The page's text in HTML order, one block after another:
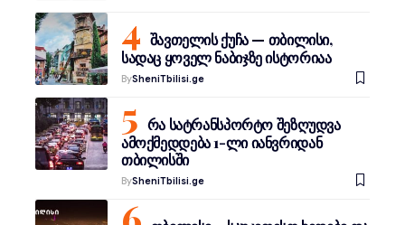
შავთელის ქუჩა — თბილისი,
სადაც ყოველ ნაბიჯზე ისტორიაა
BySheniTbilisi.ge
რა სატრანსპორტო შეზღუდვა
ამოქმედდება 1-ლი იანვრიდან
თბილისში
BySheniTbilisi.ge